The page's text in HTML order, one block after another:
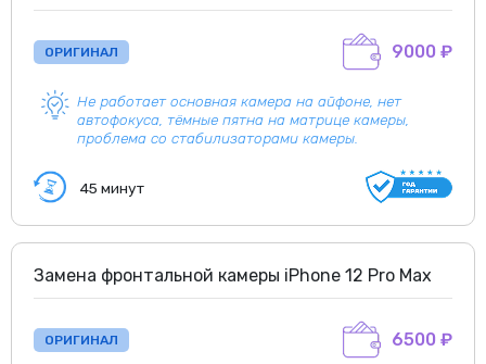
9000 ₽
ОРИГИНАЛ
Не работает основная камера на айфоне, нет
автофокуса, тёмные пятна на матрице камеры,
проблема со стабилизаторами камеры.
45 минут
Замена фронтальной камеры iPhone 12 Pro Max
6500 ₽
ОРИГИНАЛ